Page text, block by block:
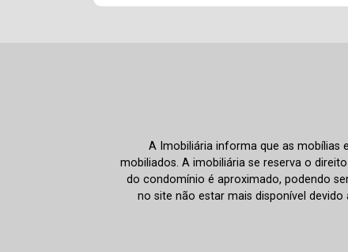
A Imobiliária informa que as mobílias
mobiliados. A imobiliária se reserva o
do condomínio é aproximado, podendo
no site não estar mais disponível